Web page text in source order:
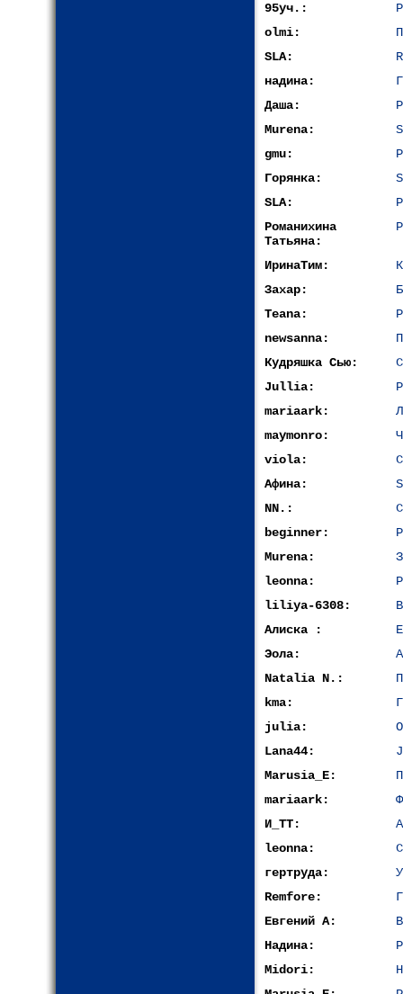
95уч.:
olmi:
SLA:
надина:
Даша:
Murena:
gmu:
Горянка:
SLA:
Романихина
Татьяна:
ИринаТим:
Захар:
Teana:
newsanna:
Кудряшка Сью:
Jullia:
mariaark:
maymonro:
viola:
Афина:
NN.:
beginner:
Murena:
leonna:
liliya-6308:
Алиска :
Эола:
Natalia N.:
kma:
julia:
Lana44:
Marusia_E:
mariaark:
И_ТТ:
leonna:
гертруда:
Remfore:
Евгений А:
Надина:
Midori: